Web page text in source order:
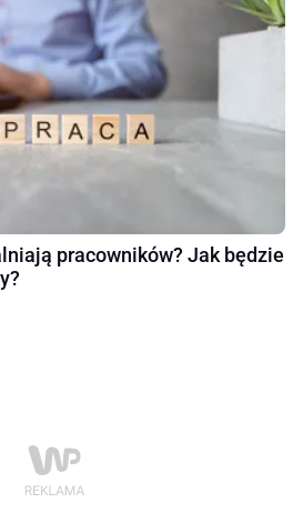
pracowników? Jak będzie